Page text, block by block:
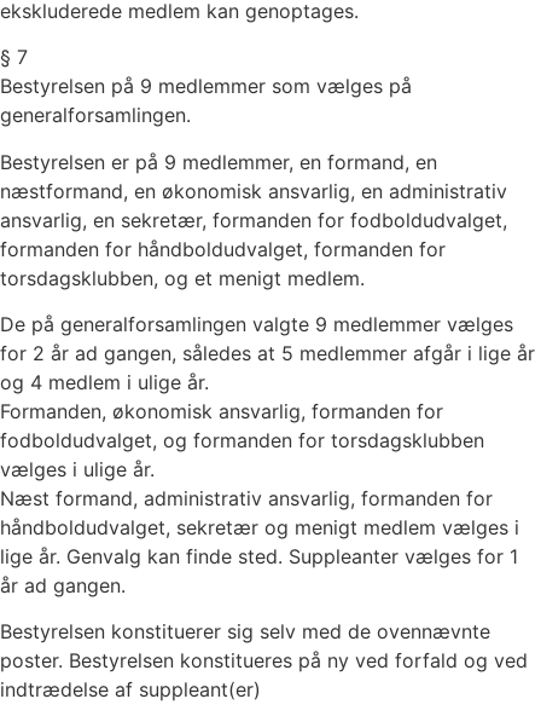
ekskluderede medlem kan genoptages.
§ 7
Bestyrelsen på 9 medlemmer som vælges på
generalforsamlingen.
Bestyrelsen er på 9 medlemmer, en formand, en
næstformand, en økonomisk ansvarlig, en administrativ
ansvarlig, en sekretær, formanden for fodboldudvalget,
formanden for håndboldudvalget, formanden for
torsdagsklubben, og et menigt medlem.
De på generalforsamlingen valgte 9 medlemmer vælges
for 2 år ad gangen, således at 5 medlemmer afgår i lige år
og 4 medlem i ulige år.
Formanden, økonomisk ansvarlig, formanden for
fodboldudvalget, og formanden for torsdagsklubben
vælges i ulige år.
Næst formand, administrativ ansvarlig, formanden for
håndboldudvalget, sekretær og menigt medlem vælges i
lige år. Genvalg kan finde sted. Suppleanter vælges for 1
år ad gangen.
Bestyrelsen konstituerer sig selv med de ovennævnte
poster. Bestyrelsen konstitueres på ny ved forfald og ved
indtrædelse af suppleant(er)